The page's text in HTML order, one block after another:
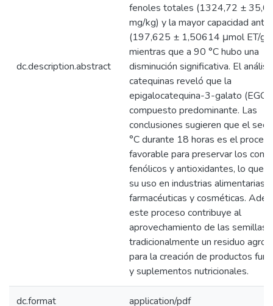
dc.description.abstract
fenoles totales (1324,72 ±
mg/kg) y la mayor capacidad
(197,625 ± 1,50614 μmol ET/g),
mientras que a 90 °C hubo una
disminución significativa. El
catequinas reveló que la
epigalocatequina-3-galato
compuesto predominante. Las
conclusiones sugieren que el
°C durante 18 horas es el
favorable para preservar los
fenólicos y antioxidantes, lo que
su uso en industrias alimentarias,
farmacéuticas y cosméticas.
este proceso contribuye al
aprovechamiento de las semillas
tradicionalmente un residuo
para la creación de productos
y suplementos nutricionales.
dc.format application/pdf